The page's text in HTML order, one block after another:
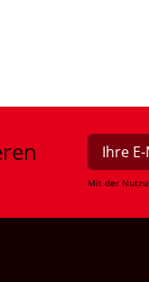
Mit der